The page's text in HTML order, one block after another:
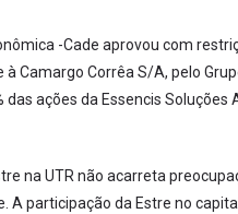
-Cade aprovou com
Camargo Corrêa S/A, pelo
ações da Essencis
na UTR não acarreta
A participação da Estre no